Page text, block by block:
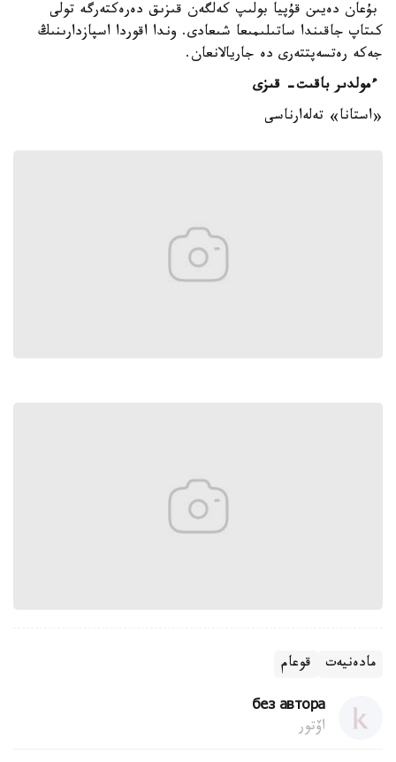
بۇعان دەيىن قۇپيا بولىپ كەلگەن قىزىق دەرەكتەرگە تولى
كىتاپ جاقىندا ساتىلىمىعا شىعادى. وندا اقوردا اسپازدارىنىڭ
جەكە رەتسەپتتەرى دە جاريالانعان.
ءمولدىر باقىت- قىزى
«استانا» تەلەارناسى
مادەنيەت قوعام
без автора
اۆتور